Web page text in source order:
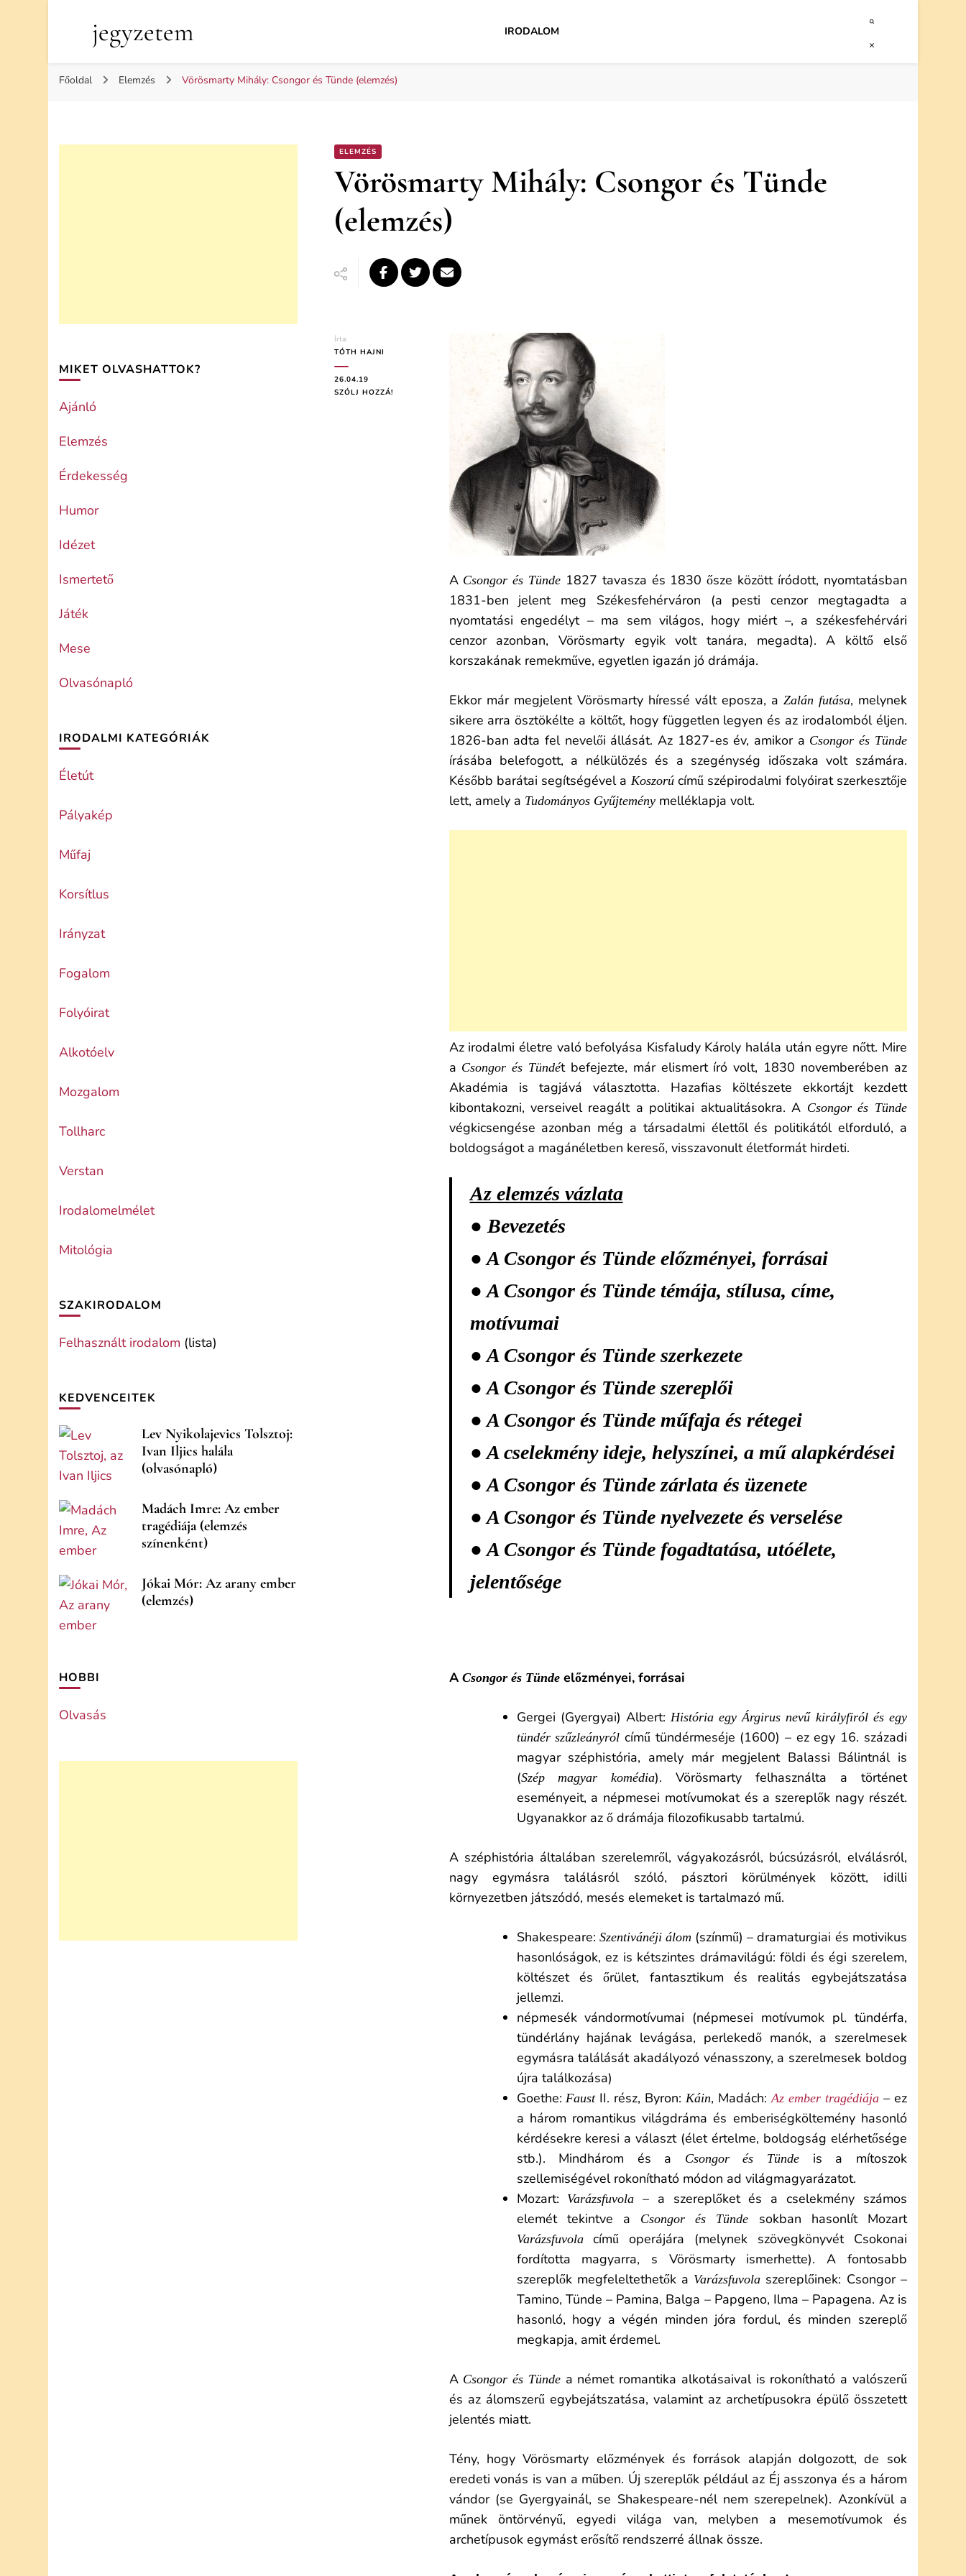
jegyzetem IRODALOM
Főoldal Elemzés Vörösmarty Mihály: Csongor és Tünde (elemzés)
ELEMZÉS
Vörösmarty Mihály: Csongor és Tünde
(elemzés)
Írta:
TÓTH HAJNI
26.04.19
SZÓLJ HOZZÁ!ON
A Csongor és Tünde 1827 tavasza és 1830 ősze között íródott, nyomtatásban
1831-ben jelent meg Székesfehérváron (a pesti cenzor megtagadta a
nyomtatási engedélyt – ma sem világos, hogy miért –, a székesfehérvári
cenzor azonban, Vörösmarty egyik volt tanára, megadta). A költő első
korszakának remekműve, egyetlen igazán jó drámája.
Ekkor már megjelent Vörösmarty híressé vált eposza, a Zalán futása, melynek
sikere arra ösztökélte a költőt, hogy független legyen és az irodalomból éljen.
1826-ban adta fel nevelői állását. Az 1827-es év, amikor a Csongor és Tünde
írásába belefogott, a nélkülözés és a szegénység időszaka volt számára.
Később barátai segítségével a Koszorúcímű szépirodalmi folyóirat szerkesztője
lett, amely a Tudományos Gyűjteménymelléklapja volt.
Az irodalmi életre való befolyása Kisfaludy Károly halála után egyre nőtt. Mire
a Csongor és Tündét befejezte, már elismert író volt, 1830 novemberében az
Akadémia is tagjává választotta. Hazafias költészete ekkortájt kezdett
kibontakozni, verseivel reagált a politikai aktualitásokra. A Csongor és Tünde
végkicsengése azonban még a társadalmi élettől és politikától elforduló, a
boldogságot a magánéletben kereső, visszavonult életformát hirdeti.
Az elemzés vázlata
● Bevezetés
● A Csongor és Tünde előzményei, forrásai
● A Csongor és Tünde témája, stílusa, címe,
motívumai
● A Csongor és Tünde szerkezete
● A Csongor és Tünde szereplői
● A Csongor és Tünde műfaja és rétegei
● A cselekmény ideje, helyszínei, a mű alapkérdései
● A Csongor és Tünde zárlata és üzenete
● A Csongor és Tünde nyelvezete és verselése
● A Csongor és Tünde fogadtatása, utóélete,
jelentősége
A Csongor és Tündeelőzményei, forrásai
Gergei (Gyergyai) Albert: História egy Árgirus nevű királyfiról és egy
tündér szűzleányról című tündérmeséje (1600) – ez egy 16. századi
magyar széphistória, amely már megjelent Balassi Bálintnál is
(Szép magyar komédia). Vörösmarty felhasználta a történet
eseményeit, a népmesei motívumokat és a szereplők nagy részét.
Ugyanakkor az ő drámája filozofikusabb tartalmú.
A széphistória általában szerelemről, vágyakozásról, búcsúzásról, elválásról,
nagy egymásra találásról szóló, pásztori körülmények között, idilli
környezetben játszódó, mesés elemeket is tartalmazó mű.
Shakespeare: Szentivánéji álom (színmű) – dramaturgiai és motivikus
hasonlóságok, ez is kétszintes drámavilágú: földi és égi szerelem,
költészet és őrület, fantasztikum és realitás egybejátszatása
jellemzi.
népmesék vándormotívumai (népmesei motívumok pl. tündérfa,
tündérlány hajának levágása, perlekedő manók, a szerelmesek
egymásra találását akadályozó vénasszony, a szerelmesek boldog
újra találkozása)
Goethe:FaustII. rész, Byron:Káin, Madách:Az ember tragédiája– ez
a három romantikus világdráma és emberiségköltemény hasonló
kérdésekre keresi a választ (élet értelme, boldogság elérhetősége
stb.). Mindhárom és a
Csongor és Tünde
is a mítoszok
szellemiségével rokonítható módon ad világmagyarázatot.
Mozart:
Varázsfuvola– a szereplőket és a cselekmény számos
elemét tekintve a
Csongor és Tünde sokban hasonlít Mozart
Varázsfuvolacímű operájára (melynek szövegkönyvét Csokonai
fordította magyarra, s Vörösmarty ismerhette). A fontosabb
szereplők megfeleltethetők a Varázsfuvola szereplőinek: Csongor –
Tamino, Tünde – Pamina, Balga – Papgeno, Ilma – Papagena. Az is
hasonló, hogy a végén minden jóra fordul, és minden szereplő
megkapja, amit érdemel.
A Csongor és Tündea német romantika alkotásaival is rokonítható a valószerű
és az álomszerű egybejátszatása, valamint az archetípusokra épülő összetett
jelentés miatt.
Tény, hogy Vörösmarty előzmények és források alapján dolgozott, de sok
eredeti vonás is van a műben. Új szereplők például az Éj asszonya és a három
vándor (se Gyergyainál, se Shakespeare-nél nem szerepelnek). Azonkívül a
műnek öntörvényű, egyedi világa van, melyben a mesemotívumok és
archetípusok egymást erősítő rendszerré állnak össze.
MIKET OLVASHATTOK?
Ajánló
Elemzés
Érdekesség
Humor
Idézet
Ismertető
Játék
Mese
Olvasónapló
IRODALMI KATEGÓRIÁK
Életút
Pályakép
Műfaj
Korsítlus
Irányzat
Fogalom
Folyóirat
Alkotóelv
Mozgalom
Tollharc
Verstan
Irodalomelmélet
Mitológia
SZAKIRODALOM
Felhasznált irodalom (lista)
KEDVENCEITEK
Lev Nyikolajevics Tolsztoj:
Ivan Iljics halála
(olvasónapló)
Madách Imre: Az ember
tragédiája (elemzés
színenként)
Jókai Mór: Az arany ember
(elemzés)
HOBBI
Olvasás